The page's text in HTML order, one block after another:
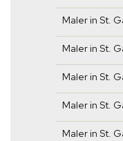
Maler in St.
Maler in St.
Maler in St.
Maler in St.
Maler in St.